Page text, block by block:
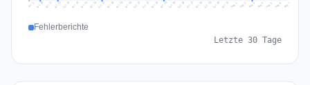
Jul 9 Jul 10 Jul 11 Jul 12 Jul 13 Jul 14 Jul 15 Jul 16 Jul 17 Jul 18 Jul 19 Jul 20 Jul 21 Jul 22 Jul 23 Jul 24 Jul 25 Jul 26 Jul 27 Jul 28 Jul 29 Jul 30 Jul 31 Aug 1 Aug 2 Aug 3 Aug 4 Aug 5 Aug 6 Aug 7
Fehlerberichte
Letzte 30 Tage